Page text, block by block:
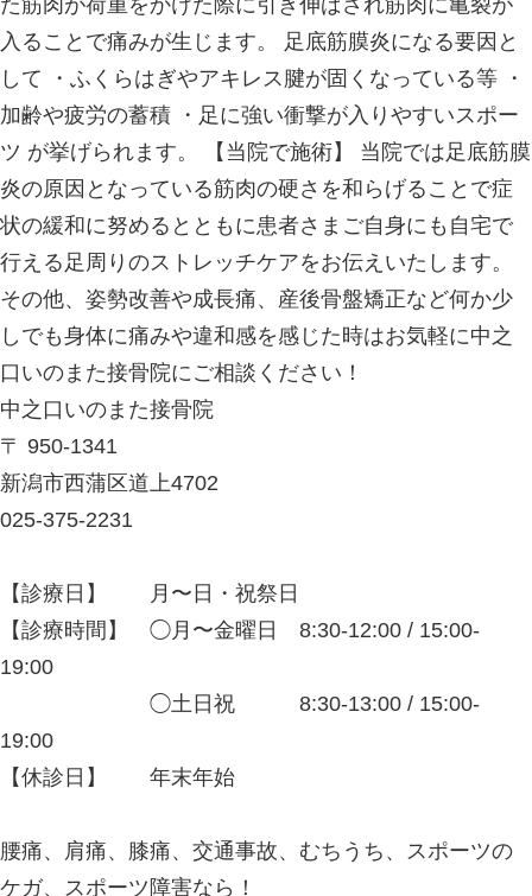
てしまい寝違えを起こしやすくなり
施術】 当院では寝違えに対し問題と
ほぐすことで可動域の改善、痛みの
ます。 その他にも不良姿勢が原因と
あれば姿勢矯正プログラムなどで姿
改善を目指します。 当院では患者さ
かりと問診を行い、患者さまが抱え
みを細かく把握した上で、的確に施
みを取り除くことに努めます。 その
や成長痛、産後骨盤矯正など何か少
にご相談ください！
中之口いのまた接骨院
〒 950-1341
新潟市西蒲区道上4702